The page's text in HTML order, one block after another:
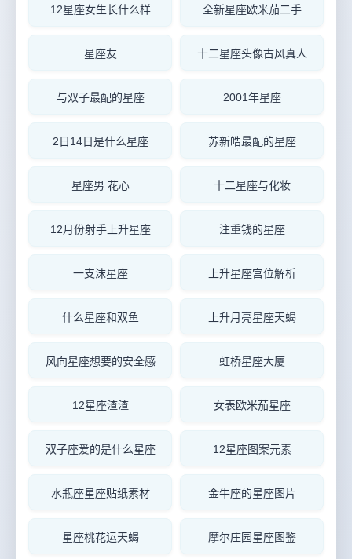
12星座女生长什么样 全新星座欧米茄二手
星座友 十二星座头像古风真人
与双子最配的星座 2001年星座
2日14日是什么星座 苏新皓最配的星座
星座男 花心 十二星座与化妆
12月份射手上升星座 注重钱的星座
一支沫星座 上升星座宫位解析
什么星座和双鱼 上升月亮星座天蝎
风向星座想要的安全感 虹桥星座大厦
12星座渣渣 女表欧米茄星座
双子座爱的是什么星座 12星座图案元素
水瓶座星座贴纸素材 金牛座的星座图片
星座桃花运天蝎 摩尔庄园星座图鉴